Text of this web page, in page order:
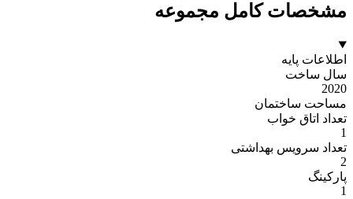
مشخصات کامل مجموعه
اطلاعات پایه
سال ساخت
2020
مساحت ساختمان
تعداد اتاق خواب
1
تعداد سرویس بهداشتی
2
پارکینگ
1